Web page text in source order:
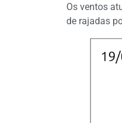
Os ventos
de rajadas